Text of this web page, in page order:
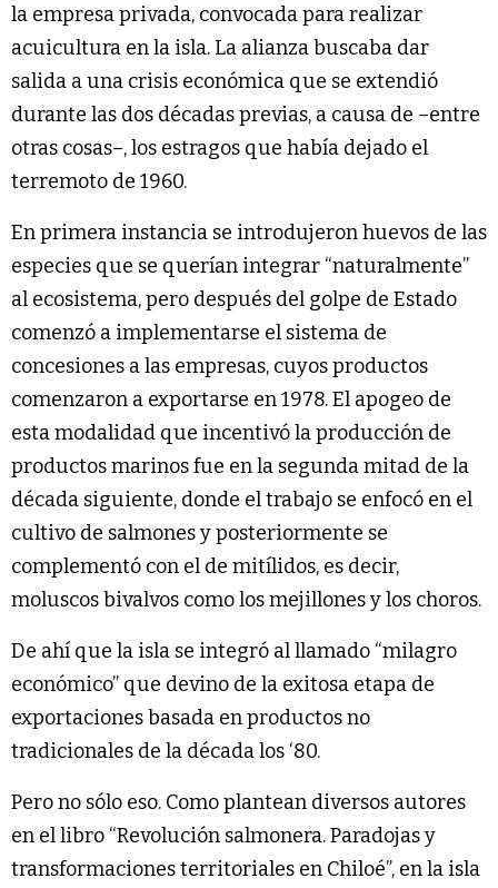
la empresa privada, convocada para realizar
acuicultura en la isla. La alianza buscaba dar
salida a una crisis económica que se extendió
durante las dos décadas previas, a causa de –entre
otras cosas–, los estragos que había dejado el
terremoto de 1960.
En primera instancia se introdujeron huevos de las
especies que se querían integrar “naturalmente”
al ecosistema, pero después del golpe de Estado
comenzó a implementarse el sistema de
concesiones a las empresas, cuyos productos
comenzaron a exportarse en 1978. El apogeo de
esta modalidad que incentivó la producción de
productos marinos fue en la segunda mitad de la
década siguiente, donde el trabajo se enfocó en el
cultivo de salmones y posteriormente se
complementó con el de mitílidos, es decir,
moluscos bivalvos como los mejillones y los choros.
De ahí que la isla se integró al llamado “milagro
económico” que devino de la exitosa etapa de
exportaciones basada en productos no
tradicionales de la década los ‘80.
Pero no sólo eso. Como plantean diversos autores
en el libro “Revolución salmonera. Paradojas y
transformaciones territoriales en Chiloé”, en la isla